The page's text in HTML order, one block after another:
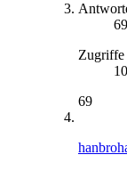
69
Zugriffe
69